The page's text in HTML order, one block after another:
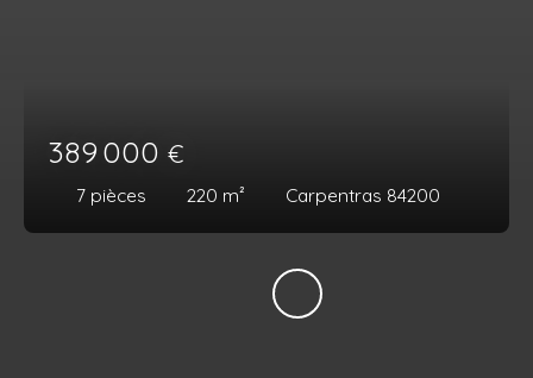
389 000 €
7 pièces 220 m² Carpentras 84200